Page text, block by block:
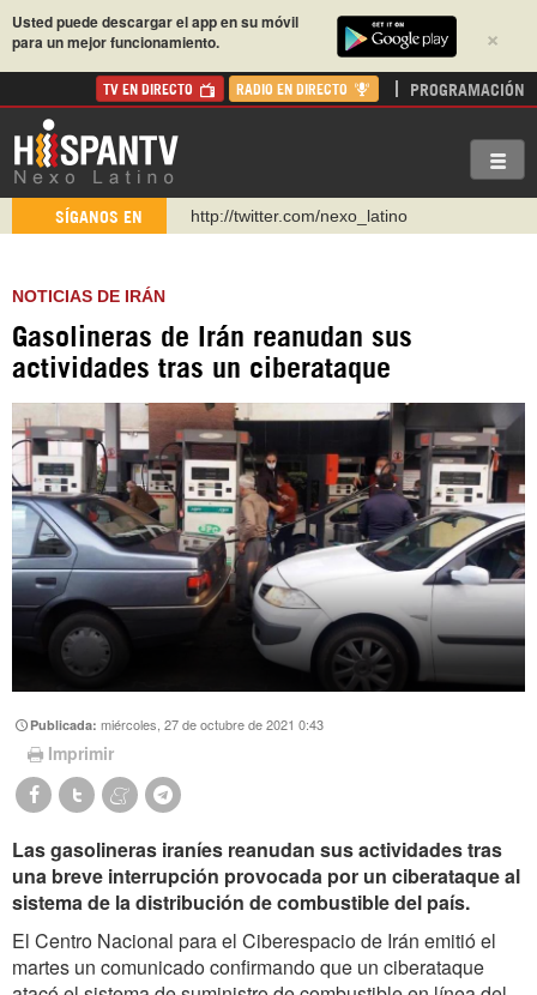
×
Usted puede descargar el app en su móvil
para un mejor funcionamiento.
TV EN DIRECTO RADIO EN DIRECTO PROGRAMACIÓN
SÍGANOS EN
http://twitter.com/nexo_latino
WhatsApp y Viber: +98 921 79 29 404
Instagram como: hispan_tv
https://www.youtube.com/@nexo_latino
NOTICIAS DE IRÁN
Gasolineras de Irán reanudan sus
actividades tras un ciberataque
Publicada:miércoles, 27 de octubre de 2021 0:43
Imprimir
Las gasolineras iraníes reanudan sus actividades tras
una breve interrupción provocada por un ciberataque al
sistema de la distribución de combustible del país.
El Centro Nacional para el Ciberespacio de Irán emitió el
martes un comunicado confirmando que un ciberataque